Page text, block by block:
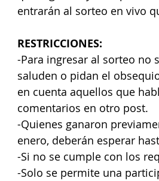
entrarán al sorteo en vivo
RESTRICCIONES:
-Para ingresar al sorteo no
saluden o pidan el
en cuenta aquellos que
comentarios en otro post.
-Quienes ganaron
enero, deberán esperar
-Si no se cumple con los
-Solo se permite una